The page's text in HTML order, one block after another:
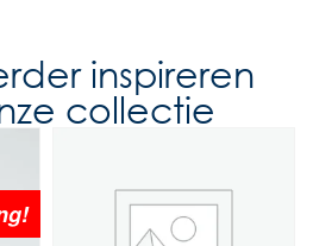
inspireren
collectie